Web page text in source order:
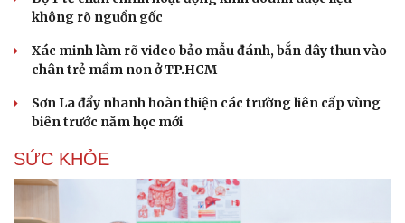
không rõ nguồn gốc
Xác minh làm rõ video bảo mẫu đánh, bắn dây thun vào
chân trẻ mầm non ở TP.HCM
Sơn La đẩy nhanh hoàn thiện các trường liên cấp vùng
biên trước năm học mới
SỨC KHỎE